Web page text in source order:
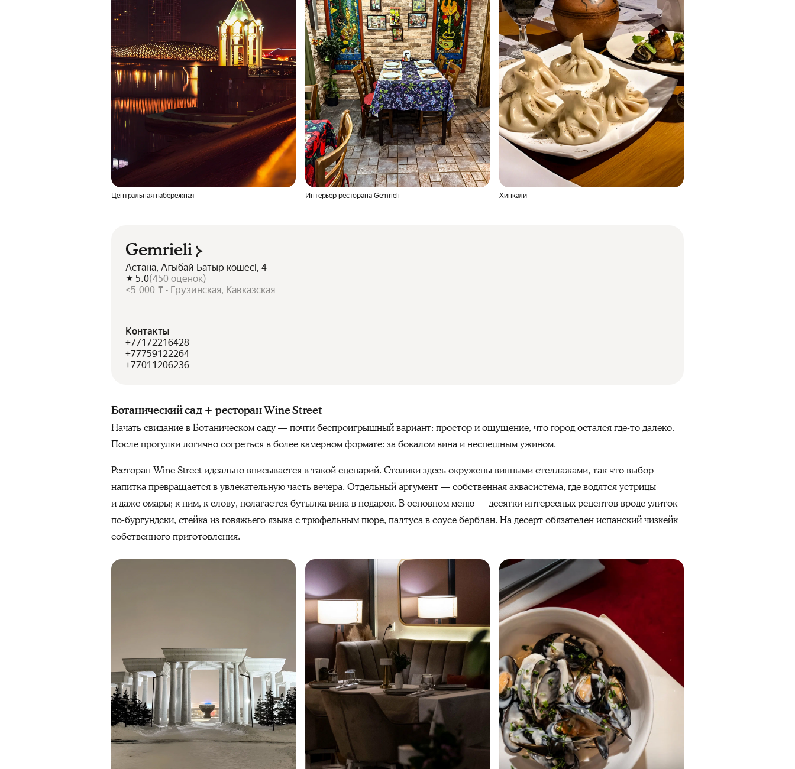
Центральная набережная Интерьер ресторана Gemrieli Хинкали
Gemrieli
Астана, Ағыбай Батыр көшесі, 4
5.0(450 оценок)
<5 000 ₸ • Грузинская, Кавказская
Контакты
+77172216428
+77759122264
+77011206236
Ботанический сад + ресторан Wine Street
Начать свидание в Ботаническом саду — почти беспроигрышный вариант: простор и ощущение, что город остался где-то далеко.
После прогулки логично согреться в более камерном формате: за бокалом вина и неспешным ужином.
Ресторан Wine Street идеально вписывается в такой сценарий. Столики здесь окружены винными стеллажами, так что выбор
напитка превращается в увлекательную часть вечера. Отдельный аргумент — собственная аквасистема, где водятся устрицы
и даже омары; к ним, к слову, полагается бутылка вина в подарок. В основном меню — десятки интересных рецептов вроде улиток
по-бургундски, стейка из говяжьего языка с трюфельным пюре, палтуса в соусе берблан. На десерт обязателен испанский чизкейк
собственного приготовления.